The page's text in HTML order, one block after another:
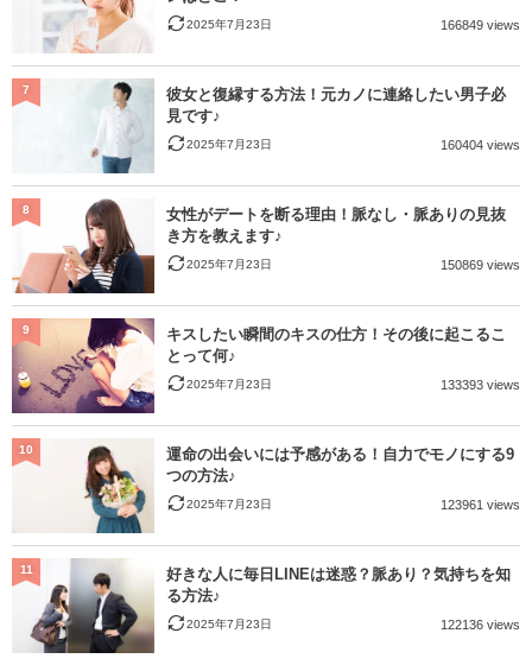
2025年7月23日 166849 views
彼女と復縁する方法！元カノに連絡したい男子必
見です♪
2025年7月23日 160404 views
7
女性がデートを断る理由！脈なし・脈ありの見抜
き方を教えます♪
2025年7月23日 150869 views
8
キスしたい瞬間のキスの仕方！その後に起こるこ
とって何♪
2025年7月23日 133393 views
9
運命の出会いには予感がある！自力でモノにする9
つの方法♪
2025年7月23日 123961 views
10
好きな人に毎日LINEは迷惑？脈あり？気持ちを知
る方法♪
2025年7月23日 122136 views
11